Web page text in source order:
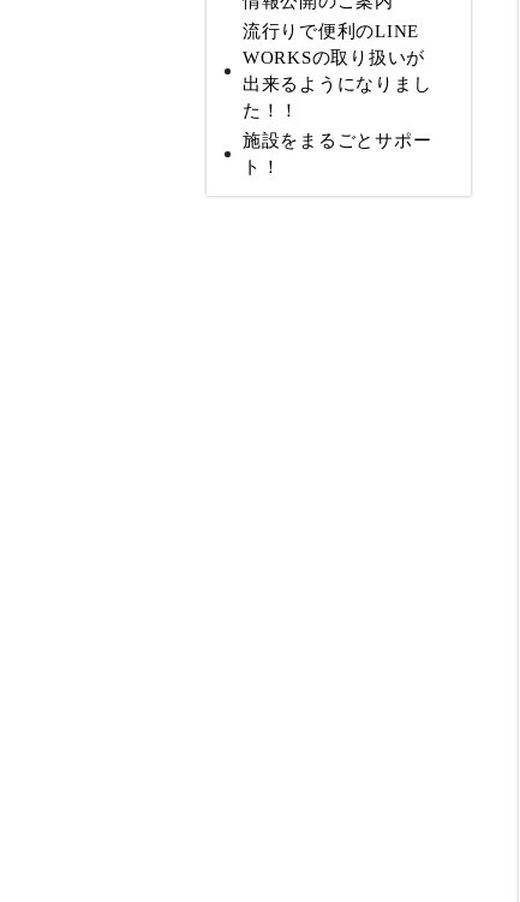
流行りで便利のLINE
WORKSの取り扱いが
出来るようになりまし
た！！
施設をまるごとサポー
ト！